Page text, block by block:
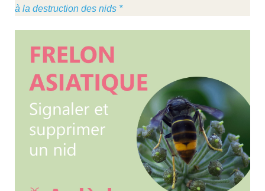
à la destruction des nids *